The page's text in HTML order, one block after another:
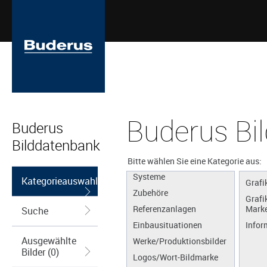
Buderus
Bilddatenbank
Kategorieauswahl
Suche
Ausgewählte
Bilder (0)
Buderus
Bitte wählen Sie eine Kategorie aus:
Apps
Produkte
Systeme
Zubehöre
Referenzanlagen
Einbausituationen
Werke/Produktionsbilder
Logos/Wort-Bildmarke